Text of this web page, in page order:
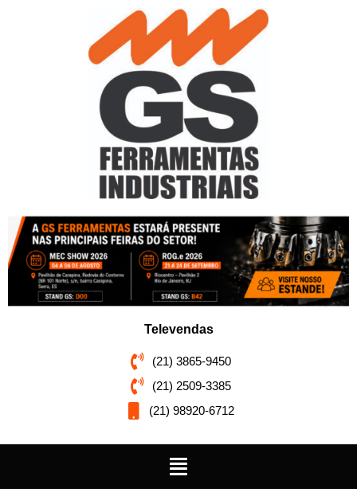
Televendas
(21) 3865-9450
(21) 2509-3385
(21) 98920-6712